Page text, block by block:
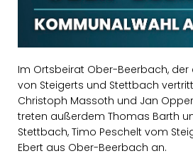
Im Ortsbeirat Ober-Beerbach,
von Steigerts und Stettbach
Christoph Massoth und Jan
treten außerdem Thomas Barth
Stettbach, Timo Peschelt vom
Ebert aus Ober-Beerbach an.